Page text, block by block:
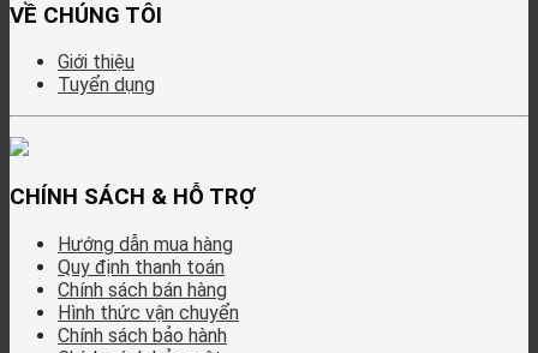
VỀ CHÚNG TÔI
Giới thiệu
Tuyển dụng
CHÍNH SÁCH & HỖ TRỢ
Hướng dẫn mua hàng
Quy định thanh toán
Chính sách bán hàng
Hình thức vận chuyển
Chính sách bảo hành